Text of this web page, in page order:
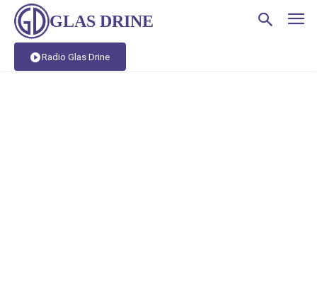
GLAS DRINE
Radio Glas Drine